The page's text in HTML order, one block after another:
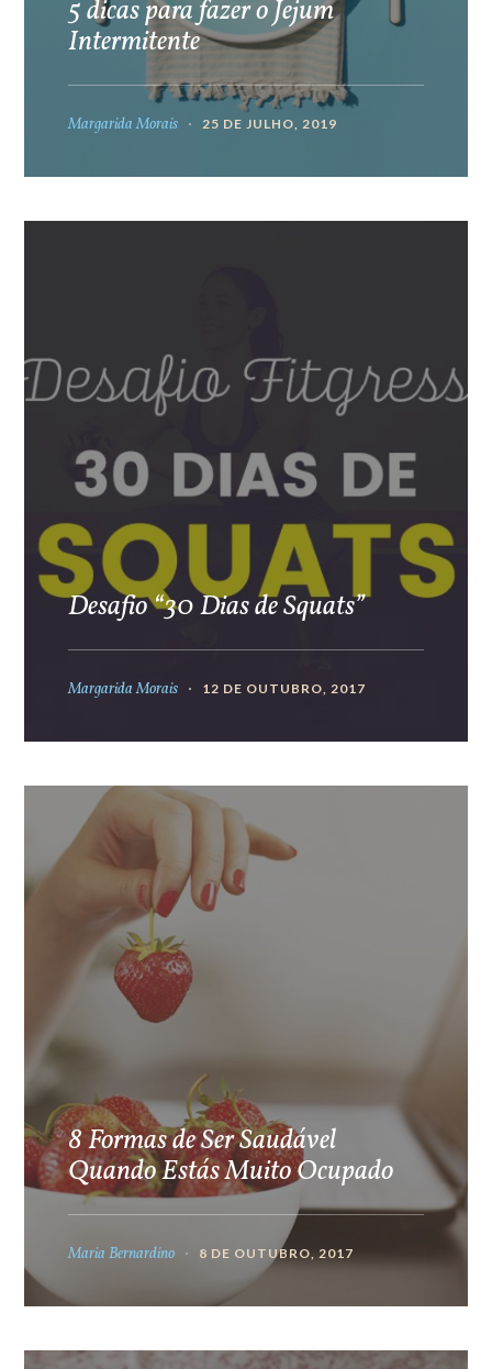
5 dicas para fazer o Jejum
Intermitente
Margarida Morais 25 DE JULHO, 2019
Desafio “30 Dias de Squats”
Margarida Morais 12 DE OUTUBRO, 2017
8 Formas de Ser Saudável
Quando Estás Muito Ocupado
Maria Bernardino 8 DE OUTUBRO, 2017